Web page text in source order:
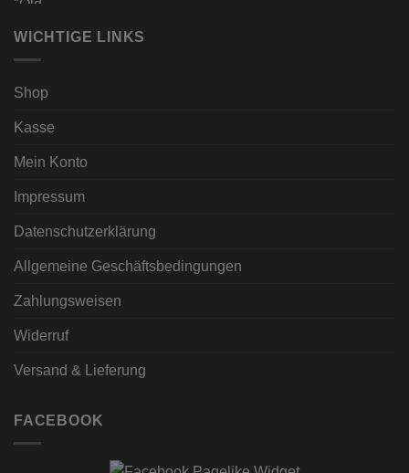
WICHTIGE LINKS
Shop
Kasse
Mein Konto
Impressum
Datenschutzerklärung
Allgemeine Geschäftsbedingungen
Zahlungsweisen
Widerruf
Versand & Lieferung
FACEBOOK